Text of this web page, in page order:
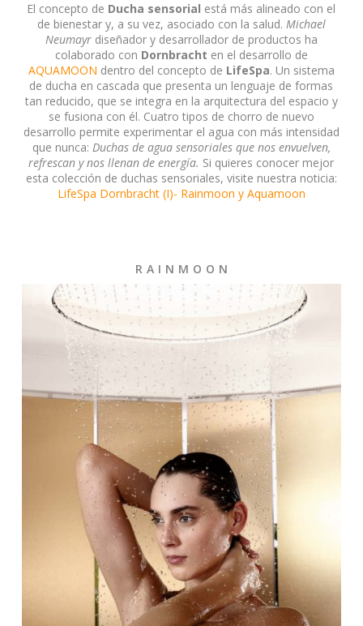
El concepto de Ducha sensorial está más alineado con el
de bienestar y, a su vez, asociado con la salud. Michael
Neumayrdiseñador y desarrollador de productos ha
colaborado con Dornbracht en el desarrollo de
AQUAMOON dentro del concepto de LifeSpa. Un sistema
de ducha en cascada que presenta un lenguaje de formas
tan reducido, que se integra en la arquitectura del espacio y
se fusiona con él. Cuatro tipos de chorro de nuevo
desarrollo permite experimentar el agua con más intensidad
que nunca: Duchas de agua sensoriales que nos envuelven,
refrescan y nos llenan de energía. Si quieres conocer mejor
esta colección de duchas sensoriales, visite nuestra noticia:
LifeSpa Dornbracht (I)- Rainmoon y Aquamoon
R A I N M O O N